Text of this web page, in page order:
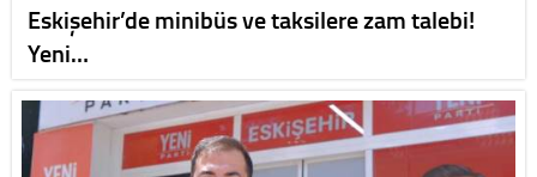
Eskişehir’de minibüs ve taksilere zam talebi!
Yeni…